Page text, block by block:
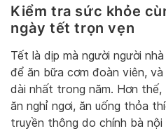
Kiểm tra sức khỏe
ngày tết trọn vẹn
Tết là dịp mà người người
để ăn bữa cơm đoàn viên,
dài nhất trong năm. Hơn
ăn nghỉ ngơi, ăn uống thỏa
truyền thông do chính bà